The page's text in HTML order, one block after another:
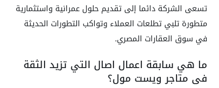
تسعى الشركة دائما إلى تقديم حلول عمرانية واستثمارية
متطورة تلبي تطلعات العملاء وتواكب التطورات الحديثة
في سوق العقارات المصري.
ما هي سابقة اعمال اصال التي تزيد الثقة
في متاجر ويست مول؟